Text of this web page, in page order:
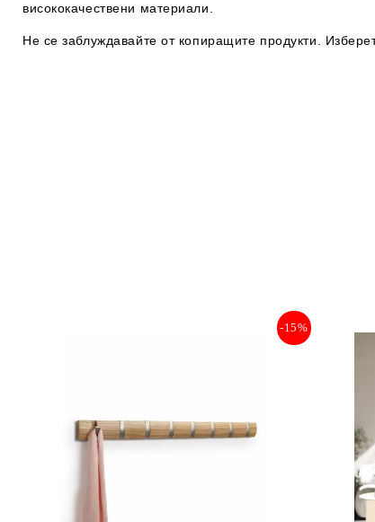
висококачествени материали.
Не се заблуждавайте от копиращите продукти.
-15%